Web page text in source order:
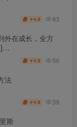
￥4.9 83
外在成长，全方
￥4.9 56
法
￥4.9 39
斯